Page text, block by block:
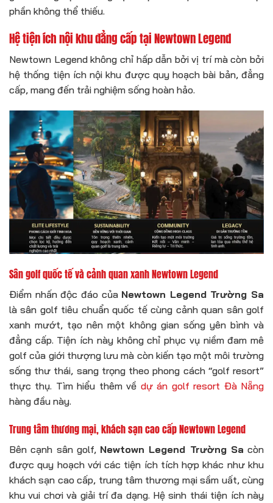
phần không thể thiếu.
Hệ tiện ích nội khu đẳng cấp tại Newtown Legend
Newtown Legend không chỉ hấp dẫn bởi vị trí mà còn bởi
hệ thống tiện ích nội khu được quy hoạch bài bản, đẳng
cấp, mang đến trải nghiệm sống hoàn hảo.
Sân golf quốc tế và cảnh quan xanh Newtown Legend
Điểm nhấn độc đáo của Newtown Legend Trường Sa
là sân golf tiêu chuẩn quốc tế cùng cảnh quan sân golf
xanh mướt, tạo nên một không gian sống yên bình và
đẳng cấp. Tiện ích này không chỉ phục vụ niềm đam mê
golf của giới thượng lưu mà còn kiến tạo một môi trường
sống thư thái, sang trọng theo phong cách “golf resort”
thực thụ. Tìm hiểu thêm về dự án golf resort Đà Nẵng
hàng đầu này.
Trung tâm thương mại, khách sạn cao cấp Newtown Legend
Bên cạnh sân golf, Newtown Legend Trường Sa còn
được quy hoạch với các tiện ích tích hợp khác như khu
khách sạn cao cấp, trung tâm thương mại sầm uất, cùng
khu vui chơi và giải trí đa dạng. Hệ sinh thái tiện ích này